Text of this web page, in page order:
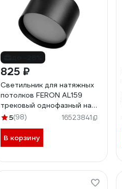
825 ₽
Светильник для натяжных
потолков FERON AL159
трековый однофазный на
шинопровод под лампу
5(98) 16523841
В корзину